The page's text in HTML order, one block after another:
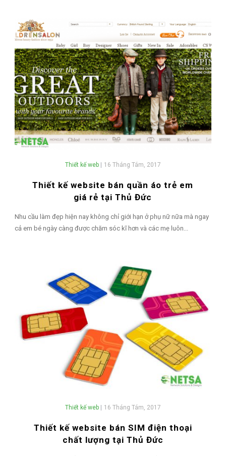
Thiết kế web| 16 Tháng Tám, 2017
Thiết kế website bán quần áo trẻ em
giá rẻ tại Thủ Đức
Nhu cầu làm đẹp hiện nay không chỉ giới hạn ở phụ nữ nữa mà ngay
cả em bé ngày càng được chăm sóc kĩ hơn và các mẹ luôn...
Thiết kế web| 16 Tháng Tám, 2017
Thiết kế website bán SIM điện thoại
chất lượng tại Thủ Đức